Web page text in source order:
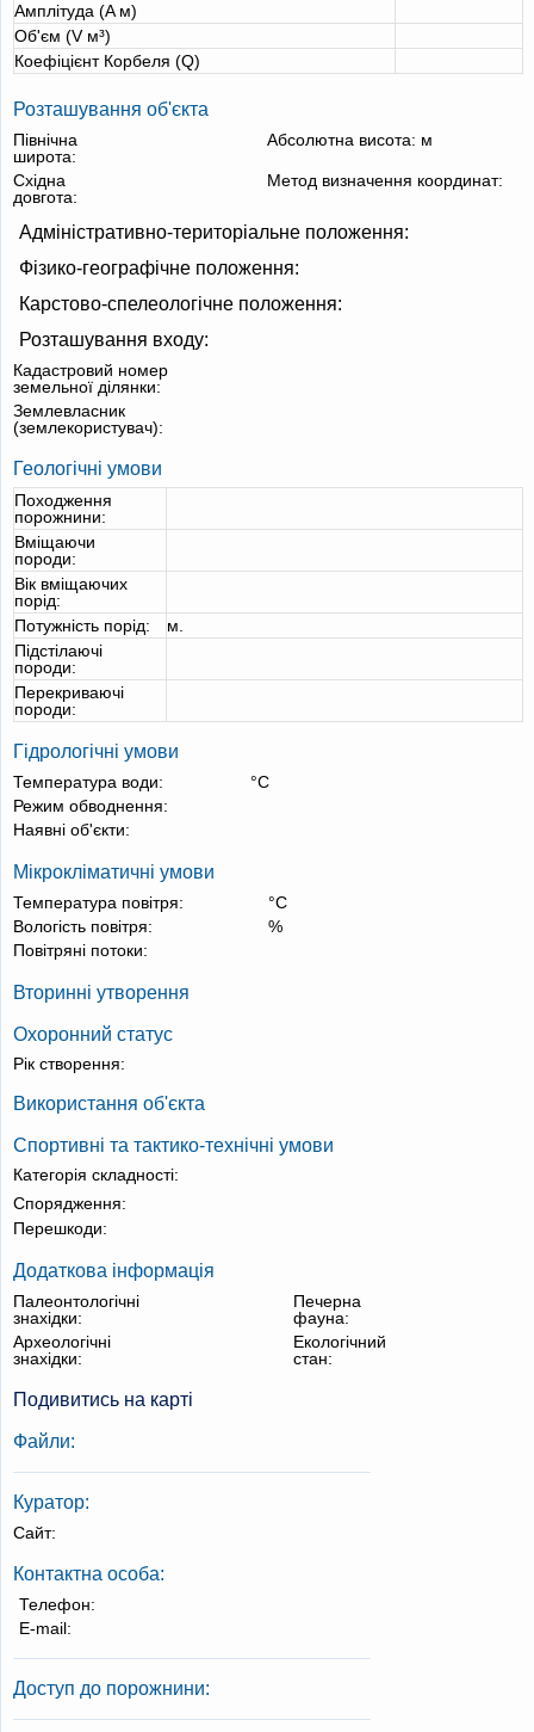
Амплітуда (A м)
Об'єм (V м³)
Коефіцієнт Корбеля (Q)
Розташування об'єкта
Північна
широта:
Абсолютна висота: м
Східна
довгота:
Метод визначення координат:
Адміністративно-територіальне положення:
Фізико-географічне положення:
Карстово-спелеологічне положення:
Розташування входу:
Кадастровий номер
земельної ділянки:
Землевласник
(землекористувач):
Геологічні умови
Походження
порожнини:
Вміщаючи
породи:
Вік вміщаючих
порід:
Потужність порід:
м.
Підстілаючі
породи:
Перекриваючі
породи:
Гідрологічні умови
Температура води:
°С
Режим обводнення:
Наявні об'єкти:
Мікрокліматичні умови
Температура повітря:
°С
Вологість повітря:
%
Повітряні потоки:
Вторинні утворення
Охоронний статус
Рік створення:
Використання об'єкта
Спортивні та тактико-технічні умови
Категорія складності:
Спорядження:
Перешкоди:
Додаткова інформація
Палеонтологічні
знахідки:
Печерна
фауна:
Археологічні
знахідки:
Екологічний
стан:
Подивитись на карті
Файли:
Куратор:
Сайт:
Контактна особа:
Телефон:
E-mail:
Доступ до порожнини: